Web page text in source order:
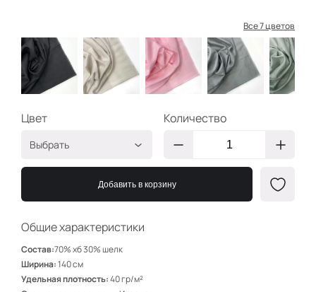
Общие характеристики
Состав:70% хб 30% шелк
Ширина:140 см
Удельная плотность:40 гр/м²
Все 7 цветов
Цвет
Выбрать
Чёрный
ББ602
ББ604
Пепельный
Мята
Голубой
Количество
Добавить в корзину